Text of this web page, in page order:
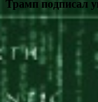
Трамп подписал